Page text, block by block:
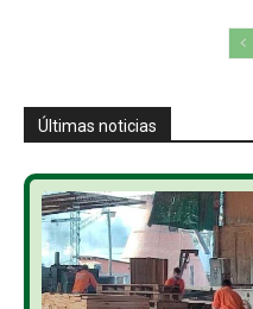
Últimas noticias